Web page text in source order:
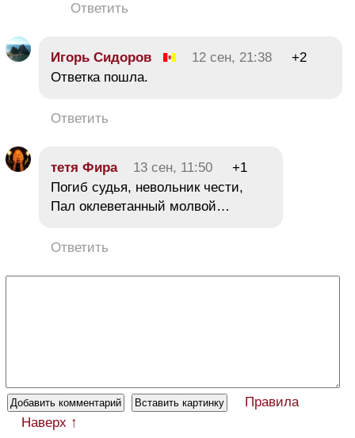
Ответить
Игорь Сидоров 12 сен, 21:38
+2
Ответка пошла.
Ответить
тетя Фира 13 сен, 11:50
+1
Погиб судья, невольник чести,
Пал оклеветанный молвой…
Ответить
Правила
Наверх ↑